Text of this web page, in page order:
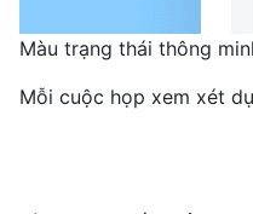
Màu trạng thái thông
Mỗi cuộc họp xem xét